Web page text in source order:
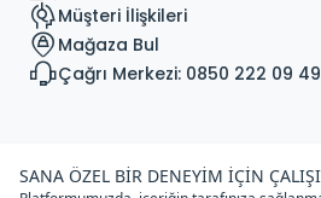
Müşteri İlişkileri
Mağaza Bul
Çağrı Merkezi: 0850 222 09 49